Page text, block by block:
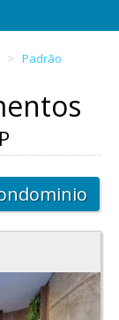
Padrão